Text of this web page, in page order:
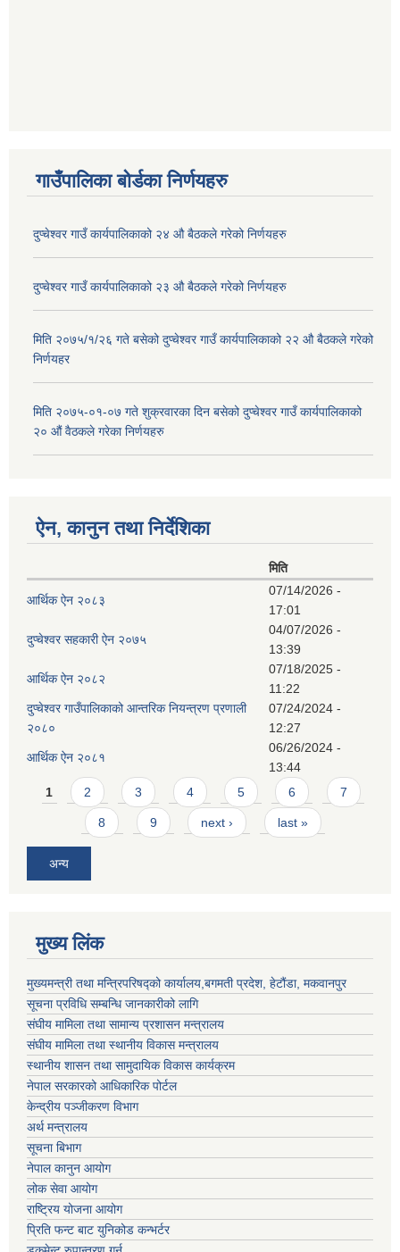
गाउँपालिका बोर्डका निर्णयहरु
दुप्चेश्वर गाउँ कार्यपालिकाको २४ औ बैठकले गरेको निर्णयहरु
दुप्चेश्वर गाउँ कार्यपालिकाको २३ औ बैठकले गरेको निर्णयहरु
मिति २०७५/१/२६ गते बसेको दुप्चेश्वर गाउँ कार्यपालिकाको २२ औ बैठकले गरेको
निर्णयहर
मिति २०७५-०१-०७ गते शुक्रवारका दिन बसेको दुप्चेश्वर गाउँ कार्यपालिकाको
२० औं वैठकले गरेका निर्णयहरु
ऐन, कानुन तथा निर्देशिका
मिति
आर्थिक ऐन २०८३
07/14/2026 -
17:01
दुप्चेश्वर सहकारी ऐन २०७५
04/07/2026 -
13:39
आर्थिक ऐन २०८२
07/18/2025 -
11:22
दुप्चेश्वर गाउँपालिकाको आन्तरिक नियन्त्रण प्रणाली
२०८०
07/24/2024 -
12:27
आर्थिक ऐन २०८१
06/26/2024 -
13:44
Pages
1 2 3 4 5 6 7
8 9 next › last »
अन्य
मुख्य लिंक
मुख्यमन्त्री तथा मन्त्रिपरिषद्को कार्यालय,बगमती प्रदेश, हेटौंडा, मकवानपुर
सूचना प्रविधि सम्बन्धि जानकारीको लागि
संघीय मामिला तथा सामान्य प्रशासन मन्त्रालय
संघीय मामिला तथा स्थानीय विकास मन्त्रालय
स्थानीय शासन तथा सामुदायिक विकास कार्यक्रम
नेपाल सरकारको आधिकारिक पोर्टल
केन्द्रीय पञ्जीकरण विभाग
अर्थ मन्त्रालय
सूचना बिभाग
नेपाल कानुन आयोग
लोक सेवा आयोग
राष्ट्रिय योजना आयोग
प्रिति फन्ट बाट युनिकोड कन्भर्टर